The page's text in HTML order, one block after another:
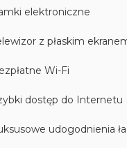
elektroniczne
z płaskim
Wi-Fi
dostęp do Internetu
udogodnienia